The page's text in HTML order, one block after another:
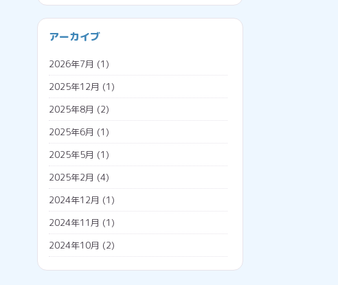
メタバース
広告収入
会社経営
勤怠管理システム
名義変更
税金
調査票
外国人雇用
外国人の年金
外国人の雇用方法
技人国
技能実習日誌
アーカイブ
2026年7月 (1)
2025年12月 (1)
2025年8月 (2)
2025年6月 (1)
2025年5月 (1)
2025年2月 (4)
2024年12月 (1)
2024年11月 (1)
2024年10月 (2)
2024年7月(1)